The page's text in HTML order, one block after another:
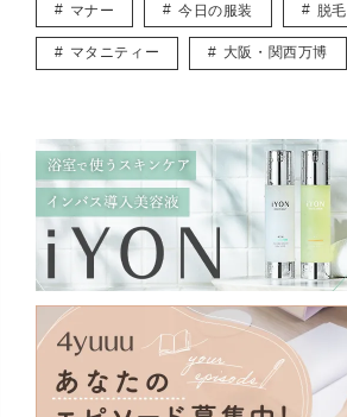
マナー 今日の服装 脱毛
マタニティー 大阪・関西万博